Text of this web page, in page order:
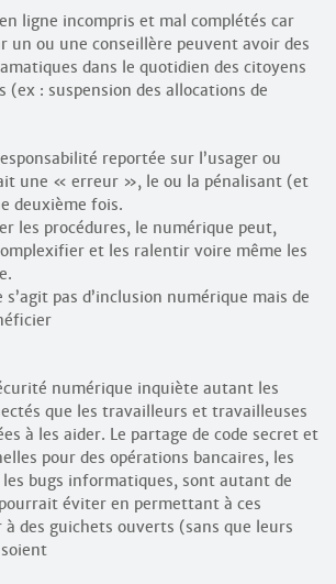
ligne incompris et mal complétés car
un ou une conseillère peuvent avoir des
dans le quotidien des citoyens
(ex : suspension des allocations de
reportée sur l’usager ou
une « erreur », le ou la pénalisant (et
deuxième fois.
les procédures, le numérique peut,
et les ralentir voire même les
s’agit pas d’inclusion numérique mais de
numérique inquiète autant les
que les travailleurs et travailleuses
à les aider. Le partage de code secret et
pour des opérations bancaires, les
les bugs informatiques, sont autant de
éviter en permettant à ces
à des guichets ouverts (sans que leurs